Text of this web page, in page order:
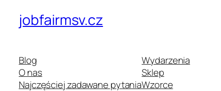
jobfairmsv.cz
Blog
O nas
Najczęściej zadawane pytania
Wydarzenia
Sklep
Wzorce